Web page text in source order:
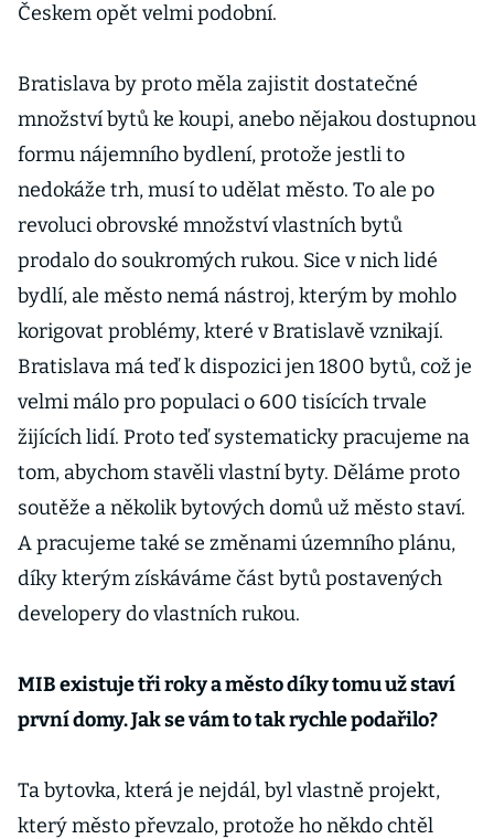
Českem opět velmi podobní.
Bratislava by proto měla zajistit dostatečné
množství bytů ke koupi, anebo nějakou dostupnou
formu nájemního bydlení, protože jestli to
nedokáže trh, musí to udělat město. To ale po
revoluci obrovské množství vlastních bytů
prodalo do soukromých rukou. Sice v nich lidé
bydlí, ale město nemá nástroj, kterým by mohlo
korigovat problémy, které v Bratislavě vznikají.
Bratislava má teď k dispozici jen 1800 bytů, což je
velmi málo pro populaci o 600 tisících trvale
žijících lidí. Proto teď systematicky pracujeme na
tom, abychom stavěli vlastní byty. Děláme proto
soutěže a několik bytových domů už město staví.
A pracujeme také se změnami územního plánu,
díky kterým získáváme část bytů postavených
developery do vlastních rukou.
MIB existuje tři roky a město díky tomu už staví
první domy. Jak se vám to tak rychle podařilo?
Ta bytovka, která je nejdál, byl vlastně projekt,
který město převzalo, protože ho někdo chtěl